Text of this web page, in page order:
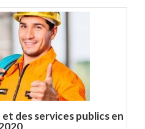
des services publics en